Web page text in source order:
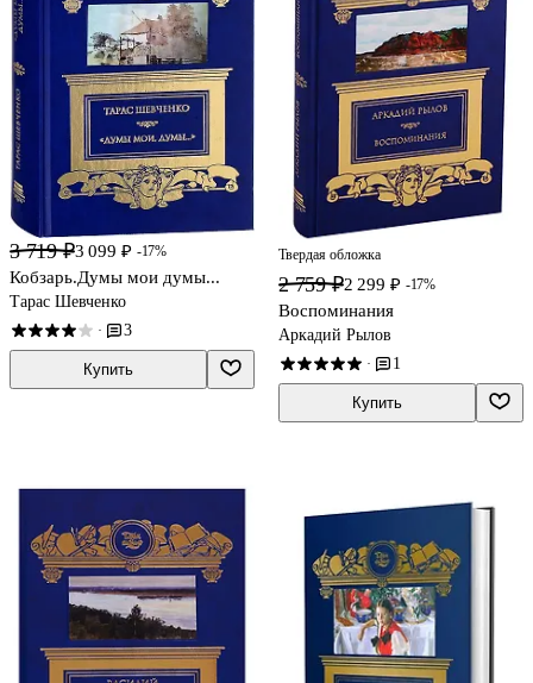
3 719 ₽3 099 ₽ -17%
Кобзарь.Думы мои думы...
Тарас Шевченко
· 3
Купить
Твердая обложка
2 759 ₽2 299 ₽ -17%
Воспоминания
Аркадий Рылов
· 1
Купить